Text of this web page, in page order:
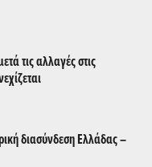
τις αλλαγές στις
διασύνδεση Ελλάδας –